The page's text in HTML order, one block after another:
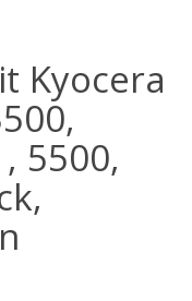
Kyocera
5500,